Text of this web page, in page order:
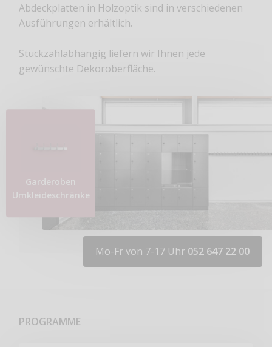
Abdeckplatten in Holzoptik sind in verschiedenen
Ausführungen erhältlich.
Stückzahlabhängig liefern wir Ihnen jede
gewünschte Dekoroberfläche.
Garderoben
Umkleideschränke
Mo-Fr von 7-17 Uhr 052 647 22 00
PROGRAMME